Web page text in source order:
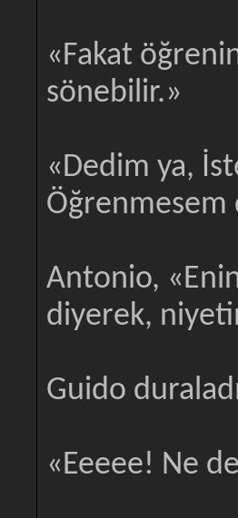
«Fakat
sönebilir.»
«Dedim ya,
Öğrenmesem
Antonio,
diyerek,
Guido
«Eeeee! Ne